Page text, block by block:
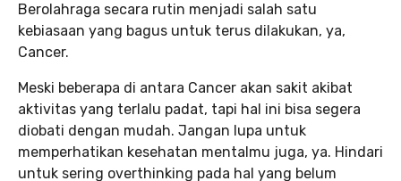
Berolahraga secara rutin menjadi salah satu
kebiasaan yang bagus untuk terus dilakukan, ya,
Cancer.
Meski beberapa di antara Cancer akan sakit akibat
aktivitas yang terlalu padat, tapi hal ini bisa segera
diobati dengan mudah. Jangan lupa untuk
memperhatikan kesehatan mentalmu juga, ya. Hindari
untuk sering overthinking pada hal yang belum